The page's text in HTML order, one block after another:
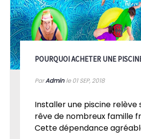
POURQUOI ACHETER UNE
ParAdminle 01SEP, 2018
Installer une piscine relève
rêve de nombreux famille
Cette dépendance